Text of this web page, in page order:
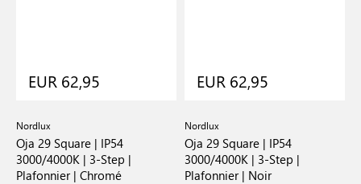
EUR 62,95
Nordlux
Oja 29 Square | IP54
3000/4000K | 3-Step |
Plafonnier | Chromé
EUR 62,95
Nordlux
Oja 29 Square | IP54
3000/4000K | 3-Step |
Plafonnier | Noir